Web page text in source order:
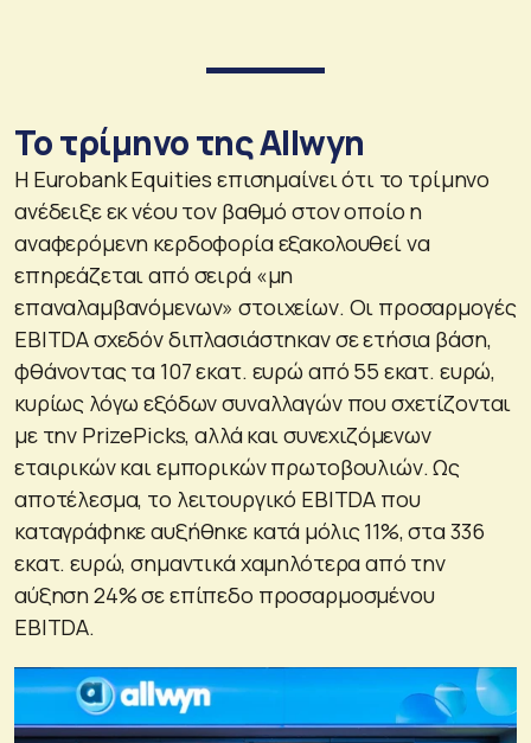
Το τρίμηνο της Allwyn
Η Eurobank Equities επισημαίνει ότι το τρίμηνο
ανέδειξε εκ νέου τον βαθμό στον οποίο η
αναφερόμενη κερδοφορία εξακολουθεί να
επηρεάζεται από σειρά «μη
επαναλαμβανόμενων» στοιχείων. Οι προσαρμογές
EBITDA σχεδόν διπλασιάστηκαν σε ετήσια βάση,
φθάνοντας τα 107 εκατ. ευρώ από 55 εκατ. ευρώ,
κυρίως λόγω εξόδων συναλλαγών που σχετίζονται
με την PrizePicks, αλλά και συνεχιζόμενων
εταιρικών και εμπορικών πρωτοβουλιών. Ως
αποτέλεσμα, το λειτουργικό EBITDA που
καταγράφηκε αυξήθηκε κατά μόλις 11%, στα 336
εκατ. ευρώ, σημαντικά χαμηλότερα από την
αύξηση 24% σε επίπεδο προσαρμοσμένου
EBITDA.